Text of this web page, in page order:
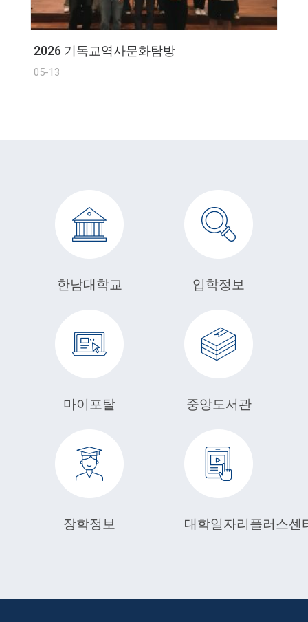
2026 기독교역사문화탐방
05-13
한남대학교 입학정보
마이포탈 중앙도서관
장학정보 대학일자리플러스센